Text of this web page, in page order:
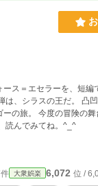
ース＝エセラーを、短編
は、シラスの王だ。 凸
ーの旅。 今度の冒険の
読んでみてね。^_^
大衆娯楽 6,072 位 /